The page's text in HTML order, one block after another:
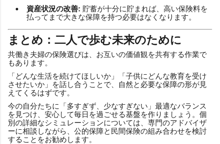
資産状況の改善: 貯蓄が十分に貯まれば、高い保険料を
払ってまで大きな保障を持つ必要はなくなります。
まとめ：二人で歩む未来のために
共働き夫婦の保険選びは、お互いの価値観を共有する作業で
もあります。
「どんな生活を続けてほしいか」「子供にどんな教育を受け
させたいか」を話し合うことで、自然と必要な保障の形が見
えてくるはずです。
今の自分たちに「多すぎず、少なすぎない」最適なバランス
を見つけ、安心して毎日を過ごせる基盤を作りましょう。個
別の詳細なシミュレーションについては、専門のアドバイザ
ーに相談しながら、公的保障と民間保険の組み合わせを検討
することをお勧めします。